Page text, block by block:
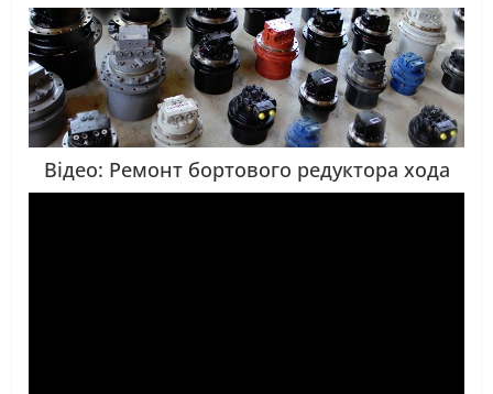
Відео: Ремонт бортового редуктора хода